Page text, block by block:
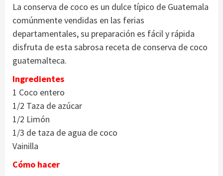
La conserva de coco es un dulce típico de Guatemala
comúnmente vendidas en las ferias
departamentales, su preparación es fácil y rápida
disfruta de esta sabrosa receta de conserva de coco
guatemalteca.
Ingredientes
1 Coco entero
1/2 Taza de azúcar
1/2 Limón
1/3 de taza de agua de coco
Vainilla
Cómo hacer